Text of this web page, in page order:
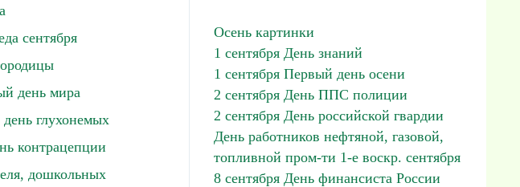
сентября
день мира
глухонемых
контрацепции
дошкольных
Осень картинки
1 сентября День знаний
1 сентября Первый день осени
2 сентября День ППС полиции
2 сентября День российской гвардии
День работников нефтяной, газовой,
топливной пром-ти 1-е воскр. сентября
8 сентября День финансиста России